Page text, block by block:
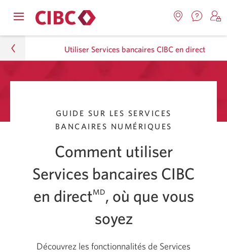
Passer
à
direct
Passer
au
navigation
menu.
nouvelle
fenêtre
Particuliers
Fiches pratiques
Utiliser Services bancaires CIBC en direct
Utiliser Services bancaires CIBC en direct
GUIDE SUR LES SERVICES
BANCAIRES NUMÉRIQUES
Comment utiliser
Services bancaires CIBC
en directMD, où que vous
soyez
Découvrez les fonctionnalités de Services